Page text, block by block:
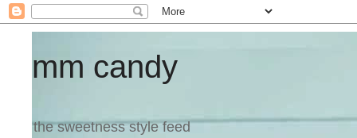
mm candy
the sweetness style feed